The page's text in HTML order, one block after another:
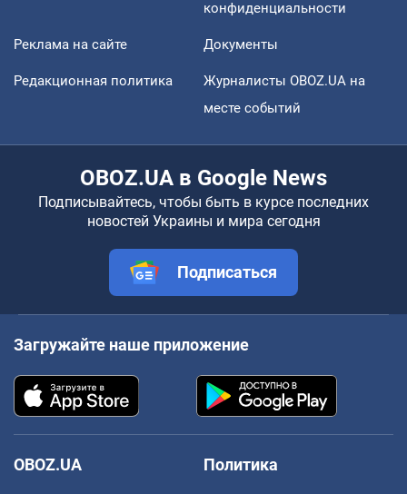
конфиденциальности
Реклама на сайте Документы
Редакционная политика
Журналисты OBOZ.UA на
месте событий
OBOZ.UA в Google News
Подписывайтесь, чтобы быть в курсе последних
новостей Украины и мира сегодня
Подписаться
Загружайте наше приложение
OBOZ.UA
Политика